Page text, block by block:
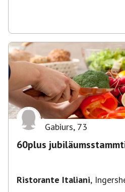
Gabiurs, 73
60plus
Ristorante Italiani,